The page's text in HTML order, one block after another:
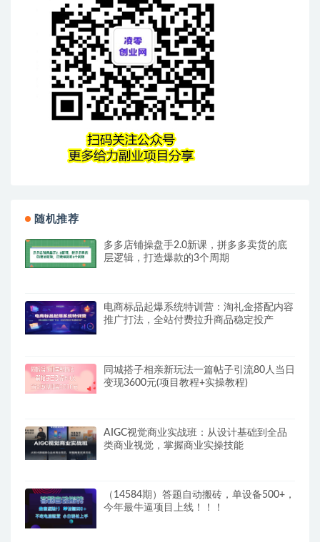
随机推荐
多多店铺操盘手2.0新课，拼多多卖货的底
层逻辑，打造爆款的3个周期
电商标品起爆系统特训营：淘礼金搭配内容
推广打法，全站付费拉升商品稳定投产
同城搭子相亲新玩法一篇帖子引流80人当日
变现3600元(项目教程+实操教程)
AIGC视觉商业实战班：从设计基础到全品
类商业视觉，掌握商业实操技能
（14584期）答题自动搬砖，单设备500+，
今年最牛逼项目上线！！！